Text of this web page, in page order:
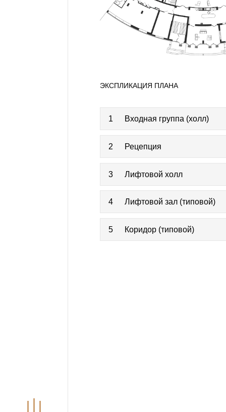
ЭКСПЛИКАЦИЯ ПЛАНА
1 Входная группа (холл)
2 Рецепция
3 Лифтовой холл
4 Лифтовой зал (типовой)
5 Коридор (типовой)